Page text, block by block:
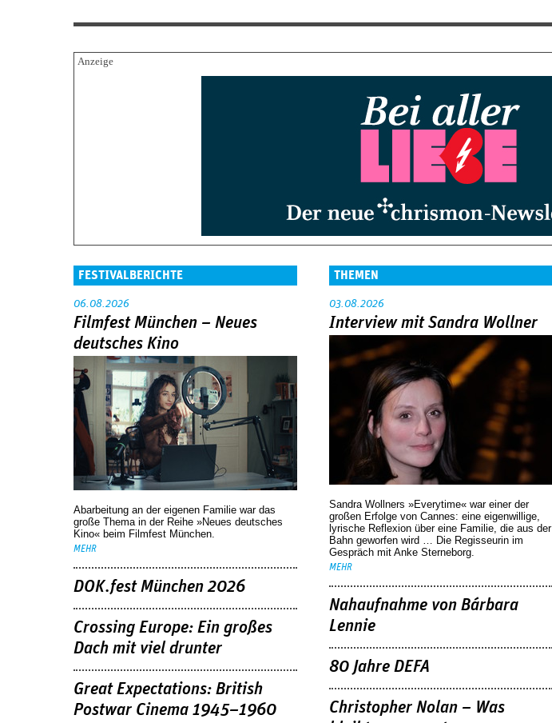
FESTIVALBERICHTE
06.08.2026
Filmfest München – Neues
deutsches Kino
Abarbeitung an der eigenen Familie war das
große Thema in der Reihe »Neues deutsches
Kino« beim Filmfest München.
MEHR
DOK.fest München 2026
Crossing Europe: Ein großes
Dach mit viel drunter
Great Expectations: British
Postwar Cinema 1945–1960
THEMEN
03.08.2026
Interview mit Sandra Wollner
Sandra Wollners »Everytime« war einer der
großen Erfolge von Cannes: eine eigenwillige,
lyrische Reflexion über eine ­Familie, die aus der
Bahn geworfen wird … Die Regisseurin im
Gespräch mit Anke Sterneborg.
MEHR
Nahaufnahme von Bárbara
Lennie
80 Jahre DEFA
Christopher Nolan – Was